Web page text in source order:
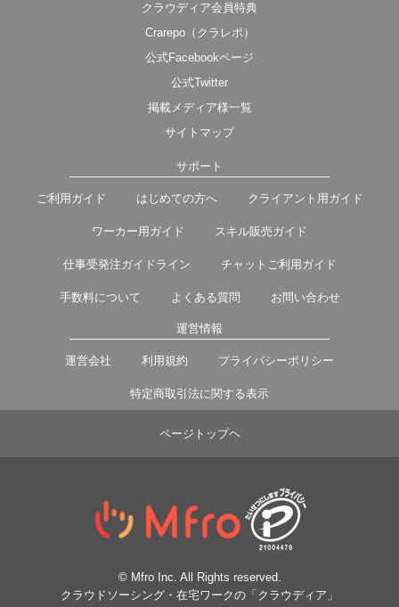
クラウディア会員特典
Crarepo（クラレポ）
公式Facebookページ
公式Twitter
掲載メディア様一覧
サイトマップ
サポート
ご利用ガイド はじめての方へ クライアント用ガイド
ワーカー用ガイド スキル販売ガイド
仕事受発注ガイドライン チャットご利用ガイド
手数料について よくある質問 お問い合わせ
運営情報
運営会社 利用規約 プライバシーポリシー
特定商取引法に関する表示
ページトップヘ
© Mfro Inc. All Rights reserved.
クラウドソーシング・在宅ワークの「クラウディア」